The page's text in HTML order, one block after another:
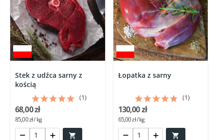
Stek z udźca sarny z
kością
(1)

68,00 zł
85,00 zł / kg
Łopatka z sarny
(1)

130,00 zł
65,00 zł / kg